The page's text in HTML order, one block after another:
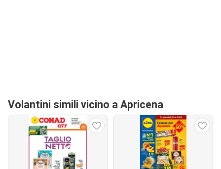
Volantini simili vicino a Apricena